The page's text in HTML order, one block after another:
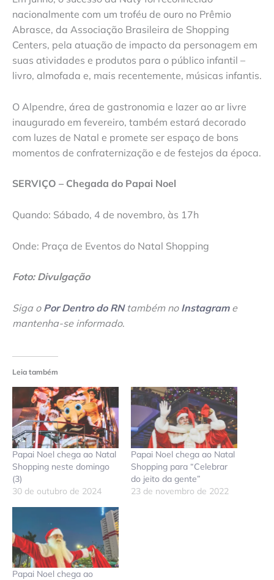
nacionalmente com um troféu de ouro no Prêmio
Abrasce, da Associação Brasileira de Shopping
Centers, pela atuação de impacto da personagem em
suas atividades e produtos para o público infantil –
livro, almofada e, mais recentemente, músicas infantis.
O Alpendre, área de gastronomia e lazer ao ar livre
inaugurado em fevereiro, também estará decorado
com luzes de Natal e promete ser espaço de bons
momentos de confraternização e de festejos da época.
SERVIÇO – Chegada do Papai Noel
Quando: Sábado, 4 de novembro, às 17h
Onde: Praça de Eventos do Natal Shopping
Foto: Divulgação
Siga o Por Dentro do RNtambém no Instagrame
mantenha-se informado.
Leia também
Papai Noel chega ao Natal
Shopping neste domingo
(3)
30 de outubro de 2024
Papai Noel chega ao Natal
Shopping para “Celebrar
do jeito da gente”
23 de novembro de 2022
Papai Noel chega ao